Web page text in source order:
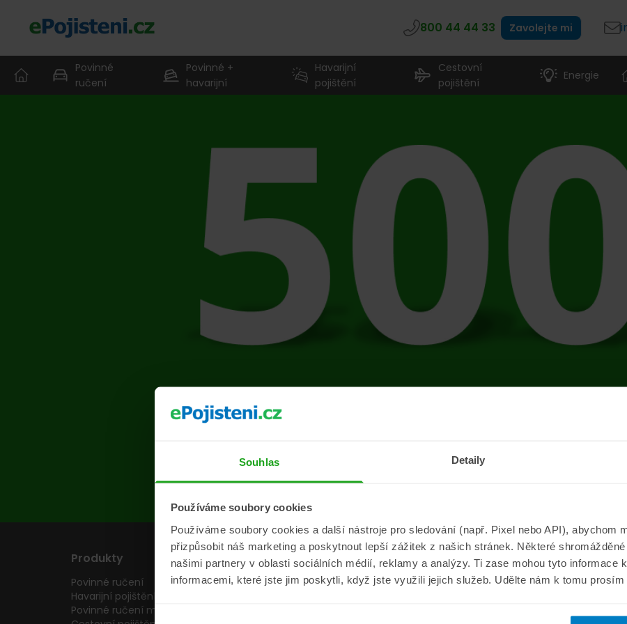
Souhlas Detaily
Používáme soubory cookies
Používáme soubory cookies a další nástroje pro sledování (např. Pixel nebo API), abychom
přizpůsobit náš marketing a poskytnout lepší zážitek z našich stránek. Některé
našimi partnery v oblasti sociálních médií, reklamy a analýzy. Ti zase mohou tyto informace
informacemi, které jste jim poskytli, když jste využili jejich služeb. Udělte nám k tomu
800 44 44 33 Zavolejte mi
Povinné
ručení
Povinné +
havarijní
Havarijní
pojištění
Cestovní
pojištění
Energie
Na stránce se vyskytla
Přejít na úvodní stránku
Produkty
Povinné ručení
Havarijní pojištění
Povinné ručení motocyklu
Pojišťovny
Pojišťovny
Informace
Aktuality
ePojisteni.cz
O nás